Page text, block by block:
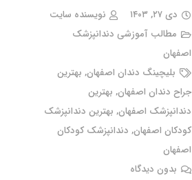
دی ۲۷, ۱۴۰۳
نویسنده سایت
مطالب آموزشی دندانپزشک
اصفهان
بلیچینگ دندان اصفهان, بهترین
جراح دندان اصفهان, بهترین
دندانپزشک اصفهان, بهترین دندانپزشک
کودکان اصفهان, دندانپزشک کودکان
اصفهان
بدون دیدگاه